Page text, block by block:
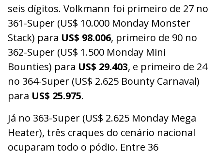
seis dígitos. Volkmann foi primeiro de 27 no
361-Super (US$ 10.000 Monday Monster
Stack) para US$ 98.006, primeiro de 90 no
362-Super (US$ 1.500 Monday Mini
Bounties) para US$ 29.403, e primeiro de 24
no 364-Super (US$ 2.625 Bounty Carnaval)
para US$ 25.975.
Já no 363-Super (US$ 2.625 Monday Mega
Heater), três craques do cenário nacional
ocuparam todo o pódio. Entre 36